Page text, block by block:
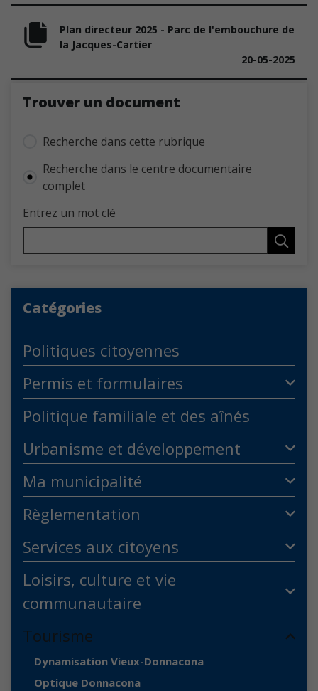
Plan directeur 2025 - Parc de l'embouchure de
la Jacques-Cartier
20-05-2025
Trouver un document
Recherche dans cette rubrique
Recherche dans le centre documentaire
complet
Entrez un mot clé
Catégories
Politiques citoyennes
Permis et formulaires
Politique familiale et des aînés
Urbanisme et développement
Ma municipalité
Règlementation
Services aux citoyens
Loisirs, culture et vie
communautaire
Tourisme
Dynamisation Vieux-Donnacona
Optique Donnacona